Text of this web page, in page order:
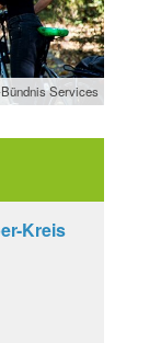
Services
Kreis